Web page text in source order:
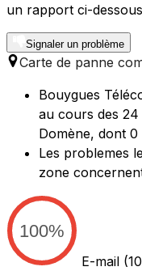
un rapport ci-
Signaler un problème
Carte de panne
Bouygues
au cours des
Domène, dont 0
Les problemes
zone
100%
E-mail